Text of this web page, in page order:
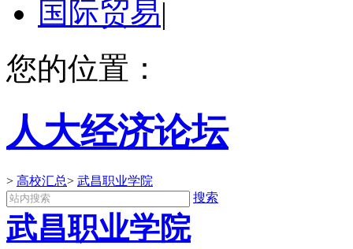
国际贸易|
您的位置：
人大经济论坛
> 高校汇总> 武昌职业学院
搜索
武昌职业学院